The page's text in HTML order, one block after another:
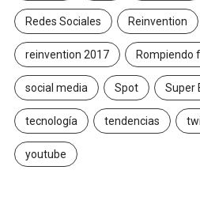
Redes Sociales Reinvention
reinvention 2017 Rompiendo
social media Spot Super
tecnología tendencias
youtube